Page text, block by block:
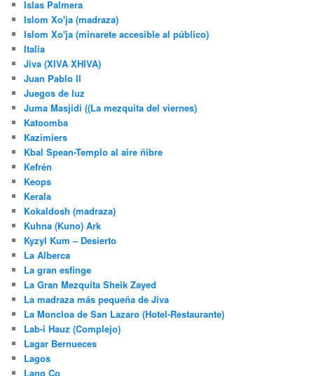
Islas Palmera
Islom Xo'ja (madraza)
Islom Xo'ja (minarete accesible al público)
Italia
Jiva (XIVA XHIVA)
Juan Pablo II
Juegos de luz
Juma Masjidi ((La mezquita del viernes)
Katoomba
Kazimiers
Kbal Spean-Templo al aire ñibre
Kefrén
Keops
Kerala
Kokaldosh (madraza)
Kuhna (Kuno) Ark
Kyzyl Kum – Desierto
La Alberca
La gran esfinge
La Gran Mezquita Sheik Zayed
La madraza más pequeña de Jiva
La Moncloa de San Lazaro (Hotel-Restaurante)
Lab-i Hauz (Complejo)
Lagar Bernueces
Lagos
Lang Co